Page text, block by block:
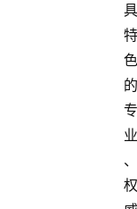
具
特
色
的
专
业
、
权